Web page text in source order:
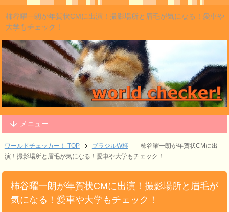
柿谷曜一朗が年賀状CMに出演！撮影場所と眉毛が気になる！愛車や
大学もチェック！
メニュー
ワールドチェッカー！ TOP ブラジルW杯
柿谷曜一朗が年賀状CMに出
演！撮影場所と眉毛が気になる！愛車や大学もチェック！
柿谷曜一朗が年賀状CMに出演！撮影場所と眉毛が
気になる！愛車や大学もチェック！